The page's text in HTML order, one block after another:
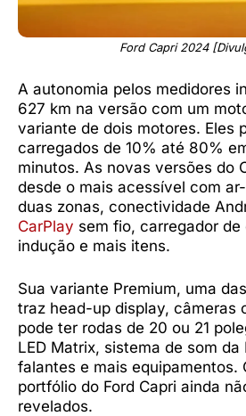
Ford Capri 2024
A autonomia pelos medidores
627 km na versão com um
variante de dois motores. Eles
carregados de 10% até 80%
minutos. As novas versões do
desde o mais acessível com
duas zonas, conectividade
CarPlay sem fio, carregador de
indução e mais itens.
Sua variante Premium, uma
traz head-up display, câmeras
pode ter rodas de 20 ou 21
LED Matrix, sistema de som da
falantes e mais equipamentos.
portfólio do Ford Capri ainda
revelados.